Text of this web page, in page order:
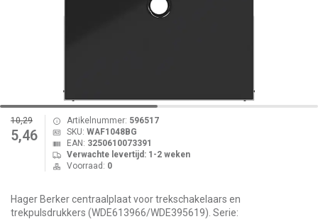
10,29
5,46
Artikelnummer: 596517
SKU: WAF1048BG
EAN: 3250610073391
Verwachte levertijd: 1-2 weken
Voorraad: 0
Hager Berker centraalplaat voor trekschakelaars en
trekpulsdrukkers (WDE613966/WDE395619). Serie: